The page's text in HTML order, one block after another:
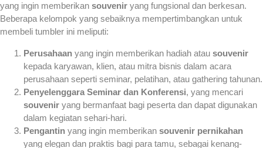
yang ingin memberikan souvenir yang fungsional dan berkesan.
Beberapa kelompok yang sebaiknya mempertimbangkan untuk
membeli tumbler ini meliputi:
Perusahaan yang ingin memberikan hadiah atau souvenir
kepada karyawan, klien, atau mitra bisnis dalam acara
perusahaan seperti seminar, pelatihan, atau gathering tahunan.
Penyelenggara Seminar dan Konferensi, yang mencari
souvenir yang bermanfaat bagi peserta dan dapat digunakan
dalam kegiatan sehari-hari.
Pengantin yang ingin memberikan souvenir pernikahan
yang elegan dan praktis bagi para tamu, sebagai kenang-